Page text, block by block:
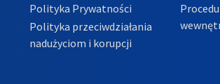
Polityka Prywatności
Polityka przeciwdziałania
nadużyciom i korupcji